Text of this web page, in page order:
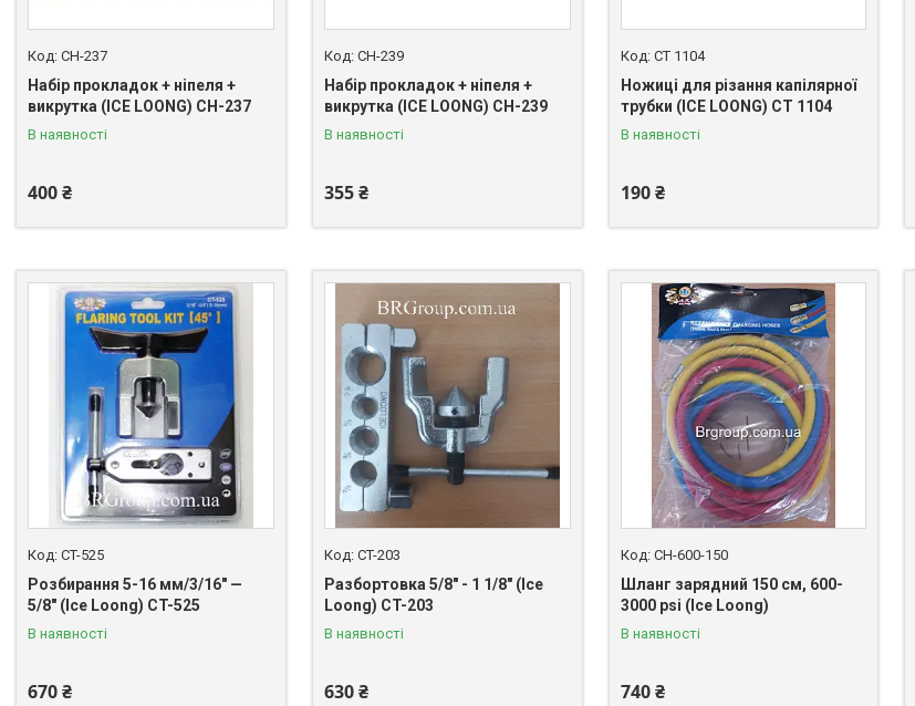
CH-237
Набір прокладок + ніпеля +
викрутка (ICE LOONG) CH-237
В наявності
400 ₴
CH-239
Набір прокладок + ніпеля +
викрутка (ICE LOONG) CH-239
В наявності
355 ₴
СT 1104
Ножиці для різання капілярної
трубки (ICE LOONG) СT 1104
В наявності
190 ₴
CT-525
Розбирання 5-16 мм/3/16" —
5/8" (Ice Loong) CT-525
В наявності
670 ₴
CT-203
Разбортовка 5/8" - 1 1/8" (Ice
Loong) CT-203
В наявності
630 ₴
CH-600-150
Шланг зарядний 150 см, 600-
3000 psi (Ice Loong)
В наявності
740 ₴